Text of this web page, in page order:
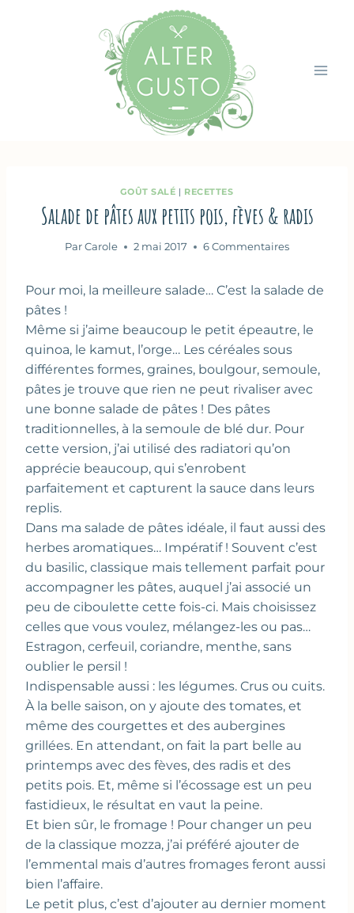
GOÛT SALÉ | RECETTES
Salade de pâtes aux petits pois, fèves & radis
Par Carole 2 mai 2017 6 Commentaires
Pour moi, la meilleure salade… C’est la salade de
pâtes !
Même si j’aime beaucoup le petit épeautre, le
quinoa, le kamut, l’orge… Les céréales sous
différentes formes, graines, boulgour, semoule,
pâtes je trouve que rien ne peut rivaliser avec
une bonne salade de pâtes ! Des pâtes
traditionnelles, à la semoule de blé dur. Pour
cette version, j’ai utilisé des radiatori qu’on
apprécie beaucoup, qui s’enrobent
parfaitement et capturent la sauce dans leurs
replis.
Dans ma salade de pâtes idéale, il faut aussi des
herbes aromatiques… Impératif ! Souvent c’est
du basilic, classique mais tellement parfait pour
accompagner les pâtes, auquel j’ai associé un
peu de ciboulette cette fois-ci. Mais choisissez
celles que vous voulez, mélangez-les ou pas…
Estragon, cerfeuil, coriandre, menthe, sans
oublier le persil !
Indispensable aussi : les légumes. Crus ou cuits.
À la belle saison, on y ajoute des tomates, et
même des courgettes et des aubergines
grillées. En attendant, on fait la part belle au
printemps avec des fèves, des radis et des
petits pois. Et, même si l’écossage est un peu
fastidieux, le résultat en vaut la peine.
Et bien sûr, le fromage ! Pour changer un peu
de la classique mozza, j’ai préféré ajouter de
l’emmental mais d’autres fromages feront aussi
bien l’affaire.
Le petit plus, c’est d’ajouter au dernier moment